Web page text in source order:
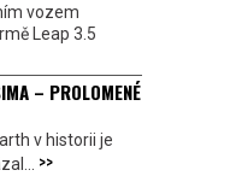
vozem
Leap 3.5
– PROLOMENÉ
v historii je
>>